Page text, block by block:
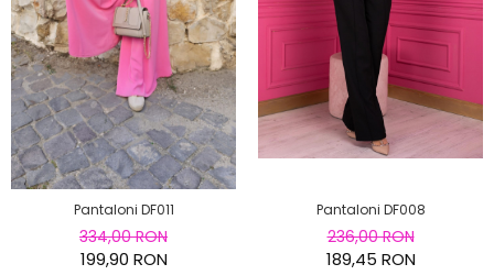
Pantaloni DF011
334,00 RON
199,90 RON
Pantaloni DF008
236,00 RON
189,45 RON